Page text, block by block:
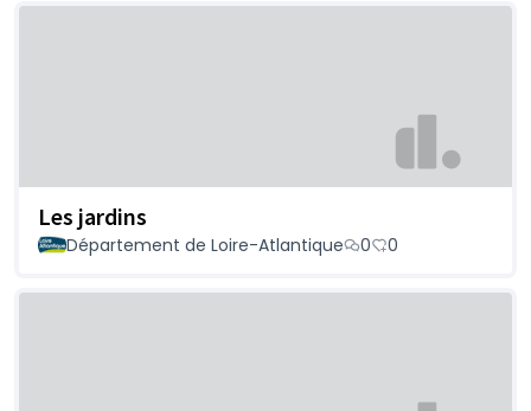
Les jardins
Département de Loire-Atlantique 0 0